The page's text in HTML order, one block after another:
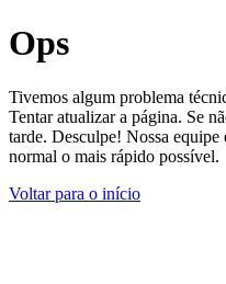
Ops
Tivemos algum problema
Tentar atualizar a página. Se
tarde. Desculpe! Nossa
normal o mais rápido possível.
Voltar para o início